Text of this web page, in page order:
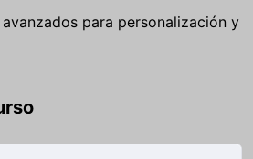
para personalización y